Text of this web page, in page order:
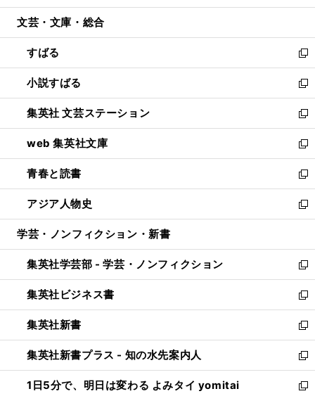
開
ウ
開
く
ン
ウ
で
開
く
ウ
ン
ド
ウ
で
開
く
文芸・文庫・総合
すばる
新
し
い
ウ
ィ
ン
ド
ウ
で
開
く
小説すばる
新
し
い
ウ
ィ
ン
ド
ウ
で
開
集英社 文芸ステーション
新
し
い
ウ
ィ
ン
ド
ウ
開
く
web 集英社文庫
新
し
い
ウ
ィ
ン
ウ
で
開
く
青春と読書
新
し
い
ウ
ン
ド
ウ
で
開
く
アジア人物史
新
し
ウ
ィ
ン
ド
ウ
で
開
く
学芸・ノンフィクション・新書
集英社学芸部 - 学芸・ノンフィクション
新
し
い
ウ
ィ
ン
ド
ウ
で
集英社ビジネス書
新
し
い
ウ
ィ
ン
ド
集英社新書
新
し
い
ウ
ィ
集英社新書プラス - 知の水先案内人
新
し
い
1日5分で、明日は変わる よみタイ yomitai
新